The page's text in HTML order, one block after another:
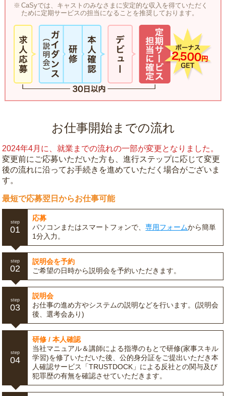
CaSyでは、キャストのみなさまに安定的な収入を得ていただく
ために定期サービスの担当になることを推奨しております。
お仕事開始までの流れ
2024年4月に、就業までの流れの一部が変更となりました。
変更前にご応募いただいた方も、進行ステップに応じて変更
後の流れに沿ってお手続きを進めていただく場合がございま
す。
最短で応募翌日からお仕事可能
step
01
応募
パソコンまたはスマートフォンで、専用フォームから簡単
1分入力。
step
02
説明会を予約
ご希望の日時から説明会を予約いただきます。
step
03
説明会
お仕事の進め方やシステムの説明などを行います。(説明会
後、選考会あり)
step
04
研修 / 本人確認
当社マニュアル＆講師による指導のもとで研修(家事スキル
学習)を修了いただいた後、公的身分証をご提出いただき本
人確認サービス「TRUSTDOCK」による反社との関与及び
犯罪歴の有無を確認させていただきます。